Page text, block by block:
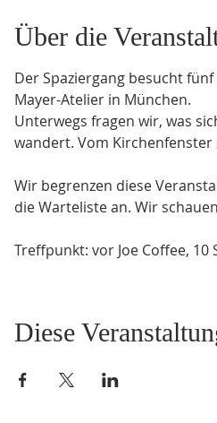
Über die
Der Spaziergang besucht
Mayer-Atelier in München.
Unterwegs fragen wir, was
wandert. Vom Kirchenfenster
Wir begrenzen diese
die Warteliste an. Wir
Treffpunkt: vor Joe Coffee, 10
Diese